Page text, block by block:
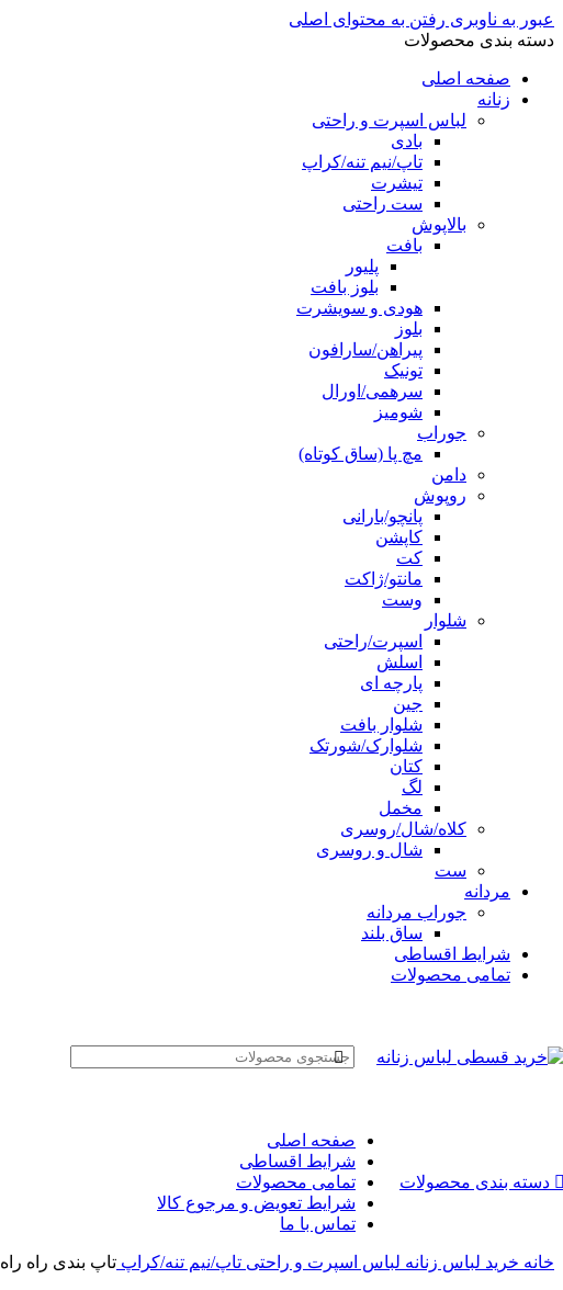
عبور به ناوبری رفتن به محتوای اصلی
دسته بندی محصولات
صفحه اصلی
زنانه
لباس اسپرت و راحتی
بادی
تاپ/نیم تنه/کراپ
تیشرت
ست راحتی
بالاپوش
بافت
پلیور
بلوز بافت
هودی و سویشرت
بلوز
پیراهن/سارافون
تونیک
سرهمی/اورال
شومیز
جوراب
مچ پا (ساق کوتاه)
دامن
روپوش
پانچو/بارانی
کاپشن
کت
مانتو/ژاکت
وست
شلوار
اسپرت/راحتی
اسلش
پارچه ای
جین
شلوار بافت
شلوارک/شورتک
کتان
لگ
مخمل
کلاه/شال/روسری
شال و روسری
ست
مردانه
جوراب مردانه
ساق بلند
شرایط اقساطی
تمامی محصولات
دسته بندی محصولات
صفحه اصلی
شرایط اقساطی
تمامی محصولات
شرایط تعویض و مرجوع کالا
تماس با ما
خانه خرید لباس زنانه لباس اسپرت و راحتی تاپ/نیم تنه/کراپ تاپ بندی راه راه